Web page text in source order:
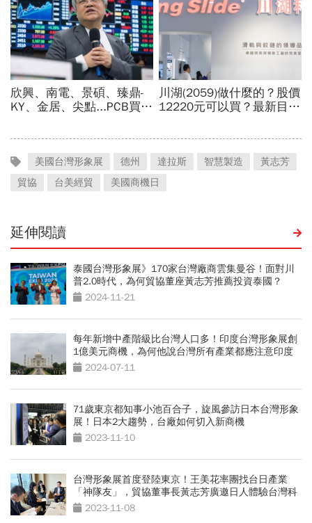
美國台灣形象展 德州 達拉斯 智慧製造
黃志芳
貿協
台美經貿 美國商機日
延伸閱讀
泰國台灣形象展》170家台灣廠商雲集曼谷！面對川
普2.0時代，為何貿協董座黃志芳推薦投資泰國？
2024-11-21
每年新增中產階級比台灣人口多！印度台灣形象展創
1億美元商機，為何他說台灣所有產業都應注意印度
市場？
2024-07-11
71歲東京都知事小池百合子，旋風參訪日本台灣形象
展！日本2大趨勢，台廠如何切入新商機
2023-11-10
台灣形象展首度登陸東京！王美花率團找台日產業
「神隊友」，貿協董事長黃志芳廣邀日人體驗台灣科
技 2023-11-08